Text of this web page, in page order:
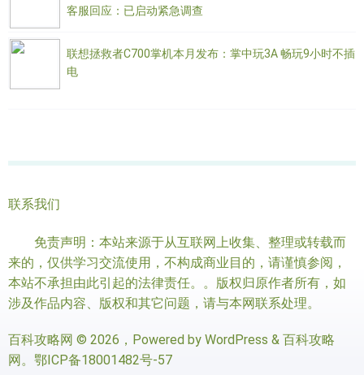
客服回应：已启动紧急调查
联想拯救者C700掌机本月发布：掌中玩3A 畅玩9小时不插
电
联系我们
免责声明：本站来源于从互联网上收集、整理或转载而
来的，仅供学习交流使用，不构成商业目的，请谨慎参阅，
本站不承担由此引起的法律责任。。版权归原作者所有，如
涉及作品内容、版权和其它问题，请与本网联系处理。
百科攻略网 © 2026，Powered by WordPress & 百科攻略
网。 鄂ICP备18001482号-57